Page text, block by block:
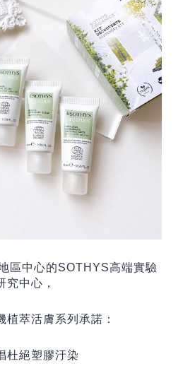
區中心的SOTHYS高端實驗
究中心，
植萃活膚系列承諾：
杜絕塑膠汙染